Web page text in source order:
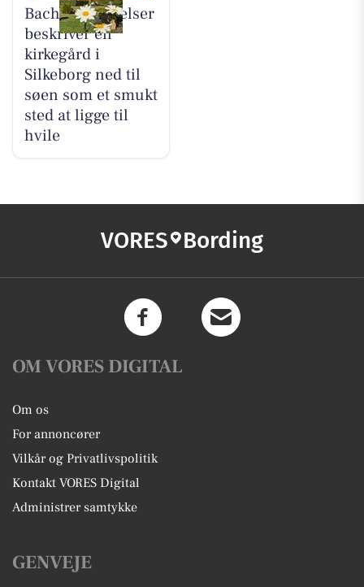
Bachs Begravelser
beskriver en
kirkegård i
Silkeborg ned til
søen som et smukt
sted at ligge til
hvile
VORES Bording
OM VORES DIGITAL
Om os
For annoncører
Vilkår og Privatlivspolitik
Kontakt VORES Digital
Administrer samtykke
GENVEJE